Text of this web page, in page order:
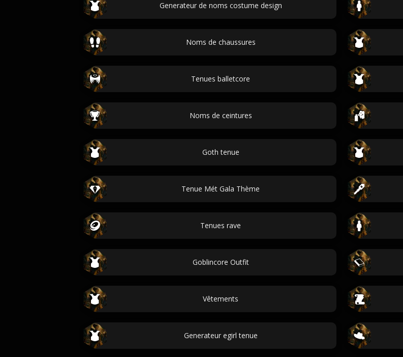
Generateur de noms costume design
Noms de chaussures
Tenues balletcore
Noms de ceintures
Goth tenue
Tenue Mét Gala Thème
Tenues rave
Goblincore Outfit
Vêtements
Generateur egirl tenue